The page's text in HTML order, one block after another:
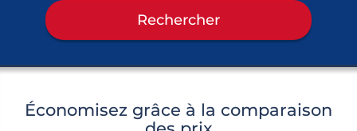
Rechercher
Économisez grâce à la comparaison